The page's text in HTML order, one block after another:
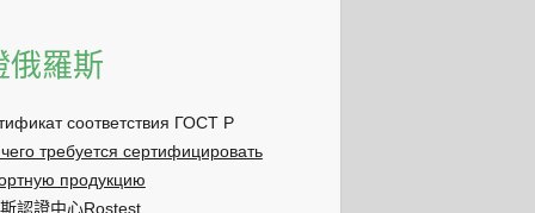
俄羅斯
соответствия ГОСТ Р
требуется сертифицировать
продукцию
認證中心Rostest